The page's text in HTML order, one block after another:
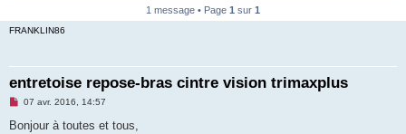
1 message • Page 1 sur 1
FRANKLIN86
entretoise repose-bras cintre vision trimaxplus
M
s
07 avr. 2016, 14:57
Bonjour à toutes et tous,